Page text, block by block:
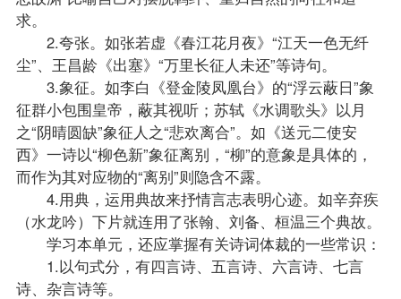
求。
2.夸张。如张若虚《春江花月夜》“江天一色无纤
尘”、王昌龄《出塞》“万里长征人未还”等诗句。
3.象征。如李白《登金陵凤凰台》的“浮云蔽日”象
征群小包围皇帝，蔽其视听；苏轼《水调歌头》以月
之“阴晴圆缺”象征人之“悲欢离合”。如《送元二使安
西》一诗以“柳色新”象征离别，“柳”的意象是具体的，
而作为其对应物的“离别”则隐含不露。
4.用典，运用典故来抒情言志表明心迹。如辛弃疾
（水龙吟）下片就连用了张翰、刘备、桓温三个典故。
学习本单元，还应掌握有关诗词体裁的一些常识：
1.以句式分，有四言诗、五言诗、六言诗、七言
诗、杂言诗等。